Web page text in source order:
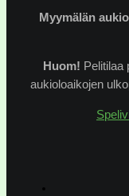
Myymälän
Huom!
aukioloaikojen